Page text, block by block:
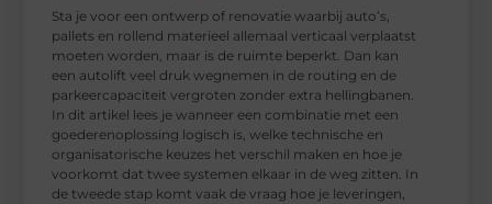
Sta je voor een ontwerp of renovatie waarbij auto’s,
pallets en rollend materieel allemaal verticaal verplaatst
moeten worden, maar is de ruimte beperkt. Dan kan
een autolift veel druk wegnemen in de routing en de
parkeercapaciteit vergroten zonder extra hellingbanen.
In dit artikel lees je wanneer een combinatie met een
goederenoplossing logisch is, welke technische en
organisatorische keuzes het verschil maken en hoe je
voorkomt dat twee systemen elkaar in de weg zitten. In
de tweede stap komt vaak de vraag hoe je leveringen,